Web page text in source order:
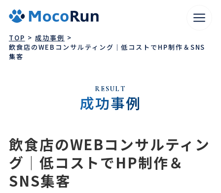
WEBサイト制作
SEO対策
広告運用
コンテンツマーケティング
TOP
成功事例
飲食店のWEBコンサルティング｜低コストでHP制作＆SNS
集客
RESULT
成功事例
飲食店のWEBコンサルティン
グ｜低コストでHP制作＆
SNS集客